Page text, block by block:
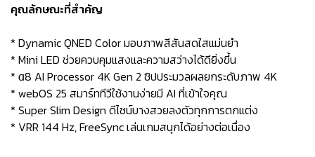
คุณลักษณะที่สำคัญ
* Dynamic QNED Color มอบภาพสีสันสดใสแม่นยำ
* Mini LED ช่วยควบคุมแสงและความสว่างได้ดียิ่งขึ้น
* α8 AI Processor 4K Gen 2 ชิปประมวลผลยกระดับภาพ 4K
* webOS 25 สมาร์ททีวีใช้งานง่ายมี AI ที่เข้าใจคุณ
* Super Slim Design ดีไซน์บางสวยลงตัวทุกการตกแต่ง
* VRR 144 Hz, FreeSync เล่นเกมสนุกได้อย่างต่อเนื่อง